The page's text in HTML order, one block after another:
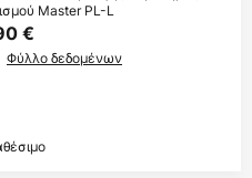
Master PL-L
€
Φύλλο δεδομένων